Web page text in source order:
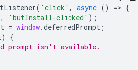
( 'click' , async () => {
, 'butInstall-clicked' );
= window.deferredPrompt ;
)
{
prompt isn't available.